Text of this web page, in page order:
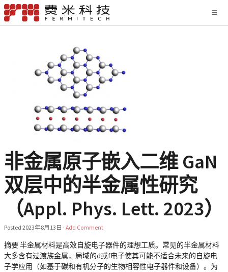
非金属原子嵌入二维 GaN
双层中的半金属性研究
（Appl. Phys. Lett. 2023）
Posted 2023年8月13日 · Add Comment
摘要 半金属材料是高效自旋电子器件的理想工质。常见的半金属材料
大多含有过渡族金属，局域的d或f电子使其可能不适合未来的自旋电
子学应用（如基于碳和有机分子的生物相容性电子器件和设备）。为